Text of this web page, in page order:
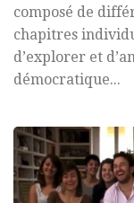
composé de
chapitres
d’explorer et
démocratique...